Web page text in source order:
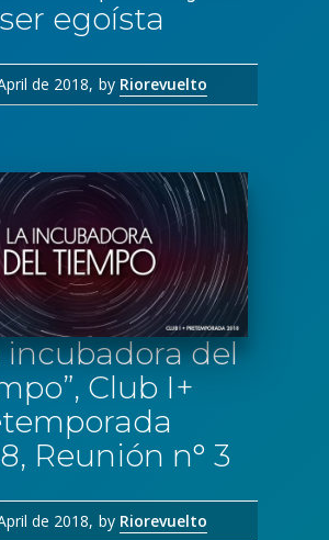
egoísta
de 2018 by Riorevuelto
incubadora del
Club I+
Reunión n° 3
de 2018 by Riorevuelto